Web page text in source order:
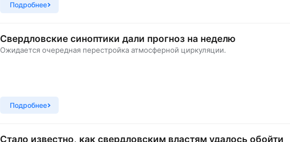
Подробнее
Свердловские синоптики дали прогноз на неделю
Ожидается очередная перестройка атмосферной циркуляции.
Подробнее
Стало известно, как свердловским властям удалось обойти